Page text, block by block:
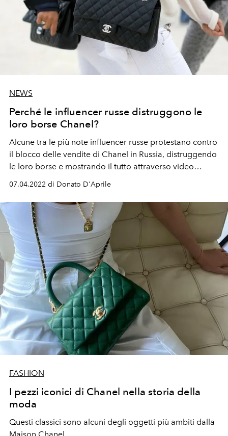
NEWS
Perché le influencer russe distruggono le
loro borse Chanel?
Alcune tra le più note influencer russe protestano contro
il blocco delle vendite di Chanel in Russia, distruggendo
le loro borse e mostrando il tutto attraverso video
pubblicati sui social.
07.04.2022 di Donato D'Aprile
FASHION
I pezzi iconici di Chanel nella storia della
moda
Questi classici sono alcuni degli oggetti più ambiti dalla